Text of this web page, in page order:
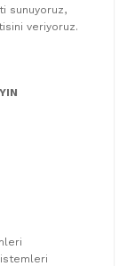
sunuyoruz,
veriyoruz.